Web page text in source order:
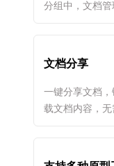
分组中，文档管
文档分享
一键分享文档
载文档内容，无